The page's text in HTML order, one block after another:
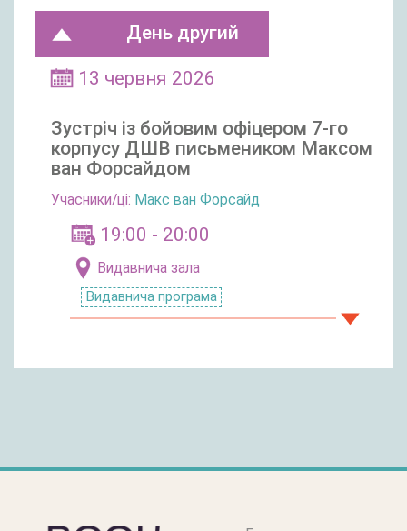
День другий
13 червня 2026
19:00 - 20:00
Видавнича зала
Видавнича програма
Зустріч із бойовим офіцером 7-го
корпусу ДШВ письмеником Максом
ван Форсайдом
Учасники/ці: Макс ван Форсайд